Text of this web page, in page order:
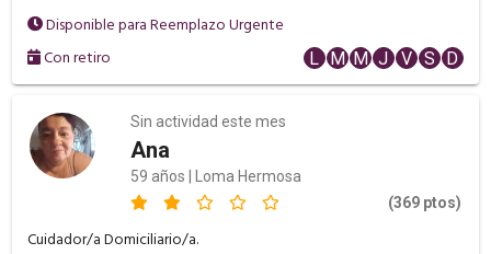
Disponible para Reemplazo Urgente
Con retiro
L M M J V S D
Sin actividad este mes
Ana
59 años | Loma Hermosa
(369 ptos)
Cuidador/a Domiciliario/a.